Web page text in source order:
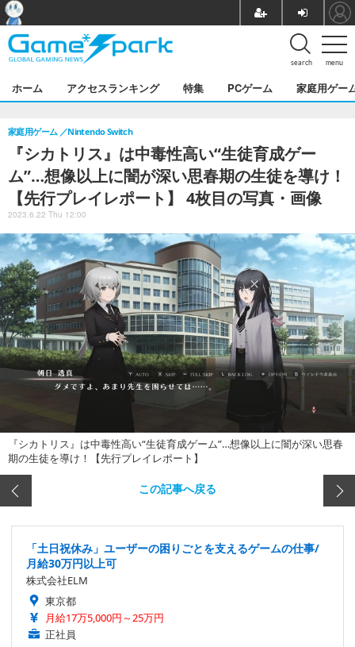
menu
search
ホーム アクセスランキング 特集 PCゲーム 家庭用ゲー
『シカトリス』は中毒性高い“生徒育成ゲー
ム”…想像以上に闇が深い思春期の生徒を導け！
【先行プレイレポート】 4枚目の写真・画像
家庭用ゲーム Nintendo Switch
2023.6.22 Thu 12:00
『シカトリス』は中毒性高い“生徒育成ゲーム”…想像以上に闇が深い思春
期の生徒を導け！【先行プレイレポート】
この記事へ戻る
「土日祝休み」ユーザーの困りごとを支えるゲームの仕事/
月給30万円以上可
株式会社ELM
東京都
月給17万5,000円～25万円
正社員